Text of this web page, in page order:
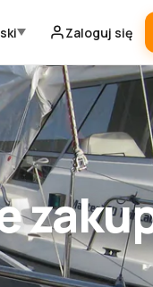
Zaloguj się